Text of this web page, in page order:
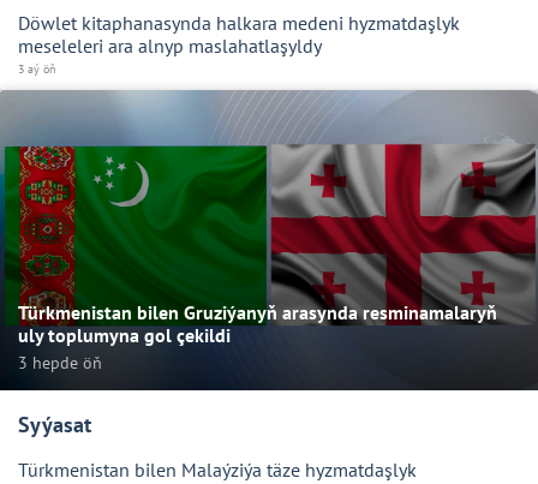
Döwlet kitaphanasynda halkara medeni hyzmatdaşlyk
meseleleri ara alnyp maslahatlaşyldy
3 aý öň
Türkmenistan bilen Gruziýanyň arasynda resminamalaryň
uly toplumyna gol çekildi
3 hepde öň
Syýasat
Türkmenistan bilen Malaýziýa täze hyzmatdaşlyk